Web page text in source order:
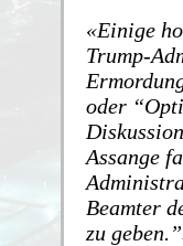
Einige
Trump-
oder
Assange
Beamter
zu geben.”